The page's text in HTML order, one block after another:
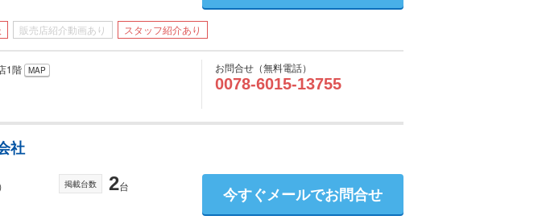
販売店紹介動画あり スタッフ紹介あり
1階 MAP お問合せ（無料電話）
0078-6015-13755
社
）
掲載台数 2台 今すぐメールでお問合せ